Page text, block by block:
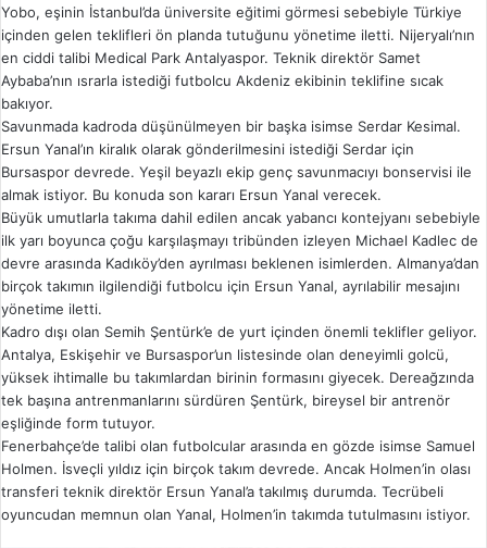
Yobo, eşinin İstanbul’da üniversite eğitimi görmesi sebebiyle Türkiye
içinden gelen teklifleri ön planda tutuğunu yönetime iletti. Nijeryalı’nın
en ciddi talibi Medical Park Antalyaspor. Teknik direktör Samet
Aybaba’nın ısrarla istediği futbolcu Akdeniz ekibinin teklifine sıcak
bakıyor.
Savunmada kadroda düşünülmeyen bir başka isimse Serdar Kesimal.
Ersun Yanal’ın kiralık olarak gönderilmesini istediği Serdar için
Bursaspor devrede. Yeşil beyazlı ekip genç savunmacıyı bonservisi ile
almak istiyor. Bu konuda son kararı Ersun Yanal verecek.
Büyük umutlarla takıma dahil edilen ancak yabancı kontejyanı sebebiyle
ilk yarı boyunca çoğu karşılaşmayı tribünden izleyen Michael Kadlec de
devre arasında Kadıköy’den ayrılması beklenen isimlerden. Almanya’dan
birçok takımın ilgilendiği futbolcu için Ersun Yanal, ayrılabilir mesajını
yönetime iletti.
Kadro dışı olan Semih Şentürk’e de yurt içinden önemli teklifler geliyor.
Antalya, Eskişehir ve Bursaspor’un listesinde olan deneyimli golcü,
yüksek ihtimalle bu takımlardan birinin formasını giyecek. Dereağzında
tek başına antrenmanlarını sürdüren Şentürk, bireysel bir antrenör
eşliğinde form tutuyor.
Fenerbahçe’de talibi olan futbolcular arasında en gözde isimse Samuel
Holmen. İsveçli yıldız için birçok takım devrede. Ancak Holmen’in olası
transferi teknik direktör Ersun Yanal’a takılmış durumda. Tecrübeli
oyuncudan memnun olan Yanal, Holmen’in takımda tutulmasını istiyor.